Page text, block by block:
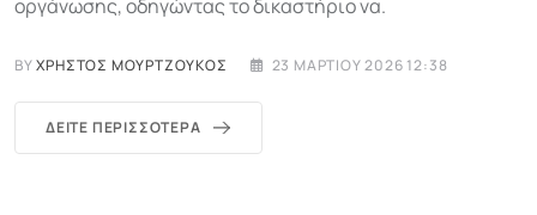
οργάνωσης, οδηγώντας το δικαστήριο να.
BYΧΡΉΣΤΟΣ ΜΟΥΡΤΖΟΎΚΟΣ 23 ΜΑΡΤΊΟΥ 2026 12:38
ΔΕΊΤΕ ΠΕΡΙΣΣΌΤΕΡΑ